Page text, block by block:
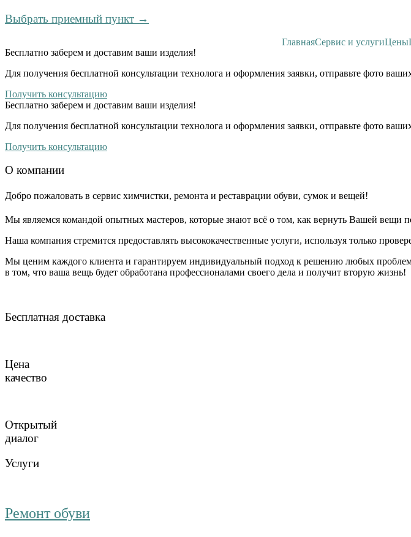
Выбрать приемный пункт →
ГлавнаяСервис и услугиЦены
Бесплатно заберем и доставим ваши изделия!
Для получения бесплатной консультации технолога и оформления заявки, отправьте фото
Получить консультацию
Бесплатно заберем и доставим ваши изделия!
Для получения бесплатной консультации технолога и оформления заявки, отправьте фото
Получить консультацию
О компании
Добро пожаловать в сервис химчистки, ремонта и реставрации обуви, сумок и вещей!
Мы являемся командой опытных мастеров, которые знают всё о том, как вернуть Вашей вещи
Наша компания стремится предоставлять высококачественные услуги, используя только
Мы ценим каждого клиента и гарантируем индивидуальный подход к решению любых
в том, что ваша вещь будет обработана профессионалами своего дела и получит вторую жизнь!
Бесплатная доставка
Цена
качество
Открытый
диалог
Услуги
Ремонт обуви